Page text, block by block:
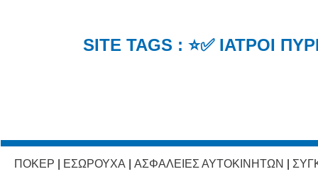
SITE TAGS : ⭐✅ ΙΑΤΡΟΙ
ΠΟΚΕΡ ΕΣΩΡΟΥΧΑ ΑΣΦΑΛΕΙΕΣ ΑΥΤΟΚΙΝΗΤΩΝ